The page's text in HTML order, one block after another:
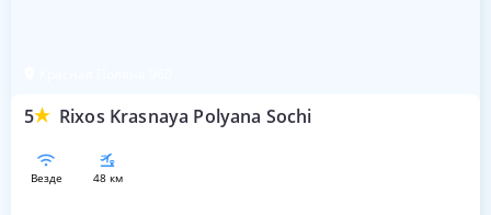
5 Rixos Krasnaya Polyana Sochi
везде 48 км